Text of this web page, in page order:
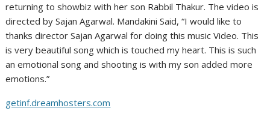
returning to showbiz with her son Rabbil Thakur. The video is
directed by Sajan Agarwal. Mandakini Said, “I would like to
thanks director Sajan Agarwal for doing this music Video. This
is very beautiful song which is touched my heart. This is such
an emotional song and shooting is with my son added more
emotions.”
getinf.dreamhosters.com